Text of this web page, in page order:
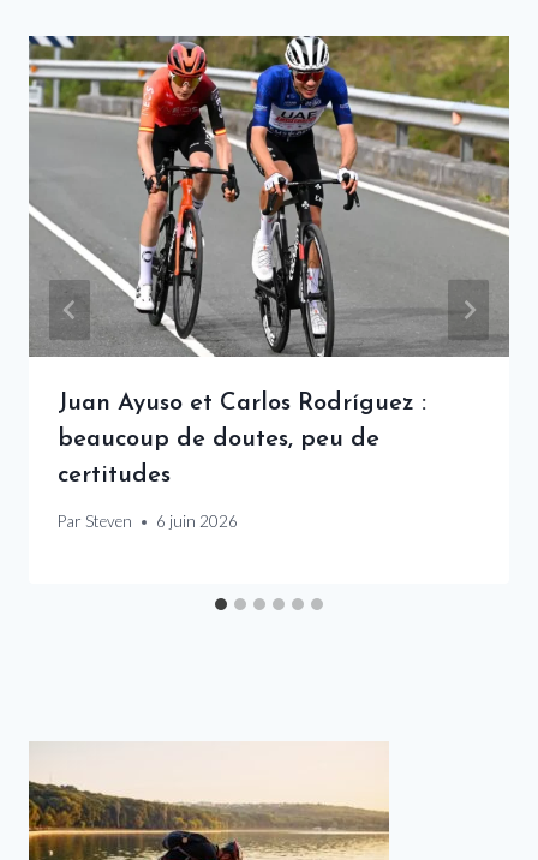
Juan Ayuso et Carlos Rodríguez :
beaucoup de doutes, peu de
certitudes
Par Steven 6 juin 2026